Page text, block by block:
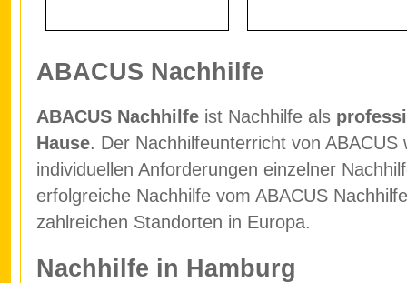
ABACUS Nachhilfe
ABACUS Nachhilfe ist Nachhilfe als
Hause. Der Nachhilfeunterricht von
individuellen Anforderungen einzelner
erfolgreiche Nachhilfe vom ABACUS
zahlreichen Standorten in Europa.
Nachhilfe in Hamburg